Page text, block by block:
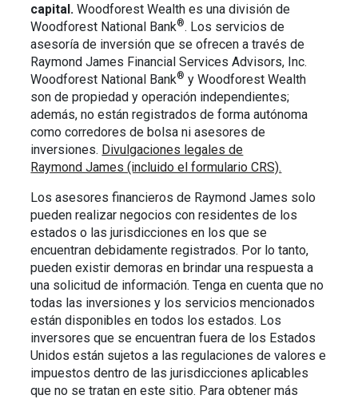
capital. Woodforest Wealth es una división de
Woodforest National Bank®. Los servicios de
asesoría de inversión que se ofrecen a través de
Raymond James Financial Services Advisors, Inc.
Woodforest National Bank® y Woodforest Wealth
son de propiedad y operación independientes;
además, no están registrados de forma autónoma
como corredores de bolsa ni asesores de
inversiones. Divulgaciones legales de
Raymond James (incluido el formulario CRS).
Los asesores financieros de Raymond James solo
pueden realizar negocios con residentes de los
estados o las jurisdicciones en los que se
encuentran debidamente registrados. Por lo tanto,
pueden existir demoras en brindar una respuesta a
una solicitud de información. Tenga en cuenta que no
todas las inversiones y los servicios mencionados
están disponibles en todos los estados. Los
inversores que se encuentran fuera de los Estados
Unidos están sujetos a las regulaciones de valores e
impuestos dentro de las jurisdicciones aplicables
que no se tratan en este sitio. Para obtener más